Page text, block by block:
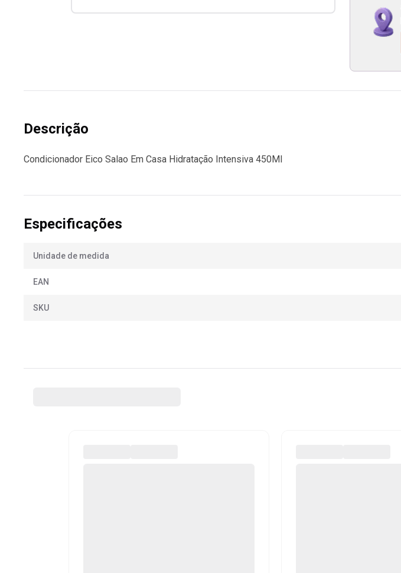
Descrição
Condicionador Eico Salao Em Casa Hidratação Intensiva 450Ml
Especificações
Unidade de medida
EAN
SKU